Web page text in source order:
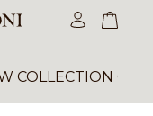
COLLECTION